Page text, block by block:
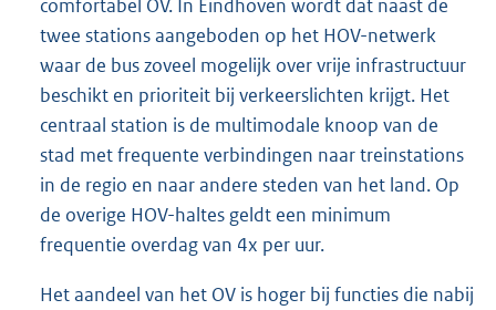
comfortabel OV. In Eindhoven wordt dat naast de
twee stations aangeboden op het HOV-netwerk
waar de bus zoveel mogelijk over vrije infrastructuur
beschikt en prioriteit bij verkeerslichten krijgt. Het
centraal station is de multimodale knoop van de
stad met frequente verbindingen naar treinstations
in de regio en naar andere steden van het land. Op
de overige HOV-haltes geldt een minimum
frequentie overdag van 4x per uur.
Het aandeel van het OV is hoger bij functies die nabij